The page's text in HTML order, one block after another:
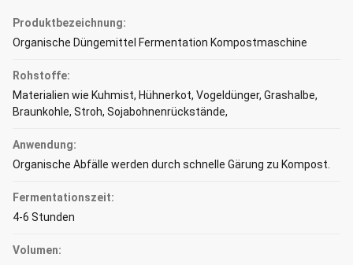
Produktbezeichnung:
Organische Düngemittel Fermentation Kompostmaschine
Rohstoffe:
Materialien wie Kuhmist, Hühnerkot, Vogeldünger, Grashalbe,
Braunkohle, Stroh, Sojabohnenrückstände,
Anwendung:
Organische Abfälle werden durch schnelle Gärung zu Kompost.
Fermentationszeit:
4-6 Stunden
Volumen: